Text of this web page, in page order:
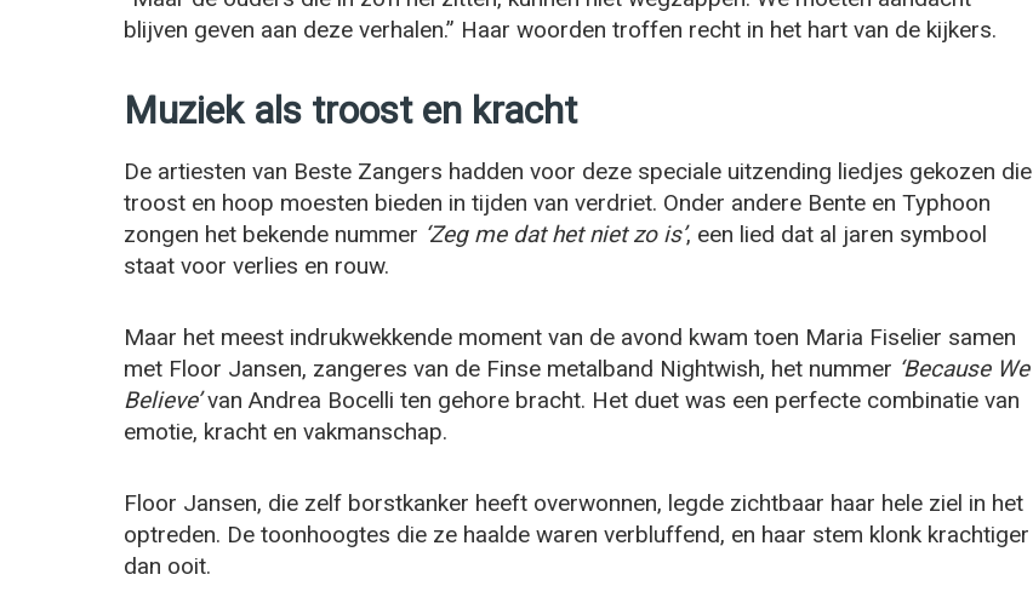
blijven geven aan deze verhalen.” Haar woorden troffen recht in het hart van de kijkers.
Muziek als troost en kracht
De artiesten van Beste Zangers hadden voor deze speciale uitzending liedjes gekozen die
troost en hoop moesten bieden in tijden van verdriet. Onder andere Bente en Typhoon
zongen het bekende nummer ‘Zeg me dat het niet zo is’, een lied dat al jaren symbool
staat voor verlies en rouw.
Maar het meest indrukwekkende moment van de avond kwam toen Maria Fiselier samen
met Floor Jansen, zangeres van de Finse metalband Nightwish, het nummer ‘Because We
Believe’van Andrea Bocelli ten gehore bracht. Het duet was een perfecte combinatie van
emotie, kracht en vakmanschap.
Floor Jansen, die zelf borstkanker heeft overwonnen, legde zichtbaar haar hele ziel in het
optreden. De toonhoogtes die ze haalde waren verbluffend, en haar stem klonk krachtiger
dan ooit.